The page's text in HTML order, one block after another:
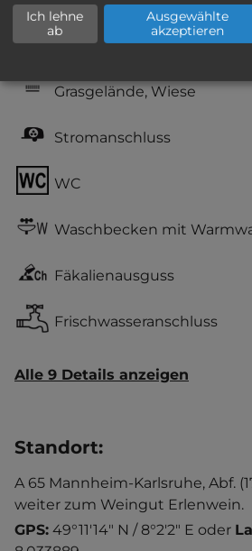
Geräuschkulisse:
Grasgelände, Wiese
Stromanschluss
WC
Waschbecken mit
Fäkalienausguss
Frischwasseranschluss
Alle 9 Details anzeigen
Standort:
A 65 Mannheim-Karlsruhe, Abf.
weiter zum Weingut Erlenwein.
GPS: 49°11'14" N / 8°2'2" E oder
Ich lehne
ab
Ausgewählte
akzeptieren